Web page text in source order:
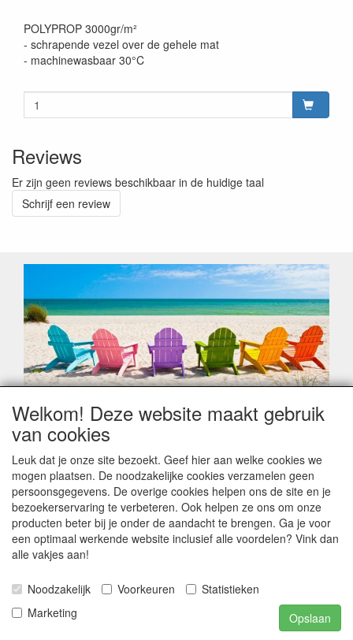
POLYPROP 3000gr/m²
- schrapende vezel over de gehele mat
- machinewasbaar 30°C
Reviews
Er zijn geen reviews beschikbaar in de huidige taal
Schrijf een review
Geachte klant,
Zoals elk jaar zorgt de verlofperiode, naast een hoop
leveringsproblemen.
Sommige fabrikanten sluiten of werken met een
vakantiebezetting.
Bestellingen die vanaf +/- 15 juli geplaatst worden kunnen
hierdoor vertraging oplopen. Wanneer die voorradig is en alle
betalingsmodaliteiten zijn vervuld dan de bestelling verstuurd
worden. Indien deze nog terug moeten binnen komen dan is
Augustus stabiliseert zich dit dan wel en kunnen wij, meestal,
opnieuw vlot werken.
Bedankt voor uw begrip.
Welkom! Deze website maakt gebruik
van cookies
Leuk dat je onze site bezoekt. Geef hier aan welke cookies we
mogen plaatsen. De noodzakelijke cookies verzamelen geen
persoonsgegevens. De overige cookies helpen ons de site en je
bezoekerservaring te verbeteren. Ook helpen ze ons om onze
producten beter bij je onder de aandacht te brengen. Ga je voor
een optimaal werkende website inclusief alle voordelen? Vink dan
alle vakjes aan!
Noodzakelijk Voorkeuren
Statistieken
Marketing
Opslaan